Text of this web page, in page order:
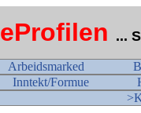
...
Arbeidsmarked
Inntekt/Formue